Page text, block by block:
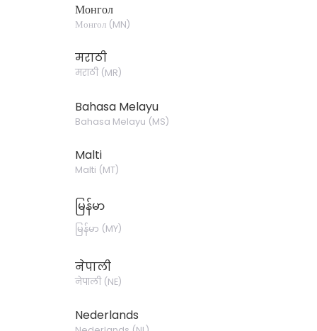
Монгол
Монгол(MN)
मराठी
मराठी(MR)
Bahasa Melayu
Bahasa Melayu (MS)
Malti
Malti (MT)
မြန်မာ
မြန်မာ (MY)
नेपाली
नेपाली(NE)
Nederlands